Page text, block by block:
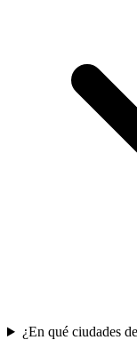
¿En qué ciudades